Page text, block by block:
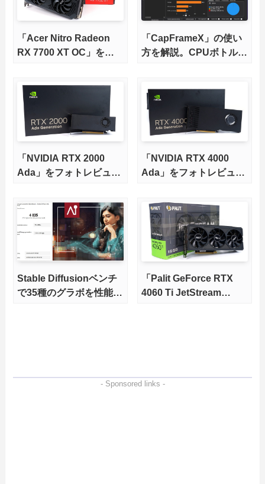
「Acer Nitro Radeon
RX 7700 XT OC」をレ
は冷えて静かなのか徹底
検証
「CapFrameX」の使い
方を解説。CPUボトルネ
「NVIDIA RTX 2000
Ada」をフォトレビュ
「NVIDIA RTX 4000
Ada」をフォトレビュ
Stable Diffusionベンチ
で35種のグラボを性能比
「Palit GeForce RTX
4060 Ti JetStream
- Sponsored links -